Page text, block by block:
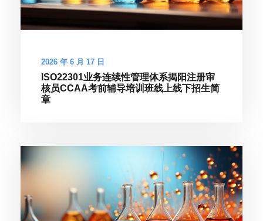
2026 年 6 月 17 日
ISO22301业务连续性管理体系揭阳注册审
核员CCAA考前辅导培训班线上线下招生简
章